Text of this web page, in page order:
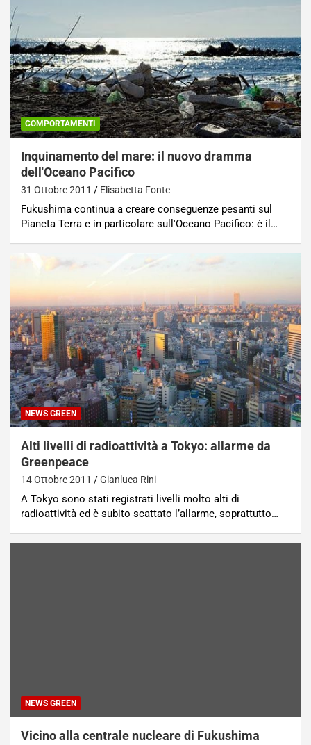
COMPORTAMENTI
Inquinamento del mare: il nuovo dramma
dell'Oceano Pacifico
31 Ottobre 2011 Elisabetta Fonte
Fukushima continua a creare conseguenze pesanti sul
Pianeta Terra e in particolare sull'Oceano Pacifico: è il…
NEWS GREEN
Alti livelli di radioattività a Tokyo: allarme da
Greenpeace
14 Ottobre 2011 Gianluca Rini
A Tokyo sono stati registrati livelli molto alti di
radioattività ed è subito scattato l’allarme, soprattutto…
NEWS GREEN
Vicino alla centrale nucleare di Fukushima